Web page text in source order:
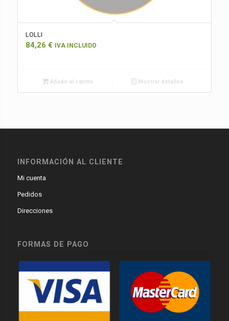
LOLLI
84,26 € IVA INCLUIDO
Añadir al carrito Mostrar detalles
INFORMACIÓN AL CLIENTE
Mi cuenta
Pedidos
Direcciones
FORMAS DE PAGO